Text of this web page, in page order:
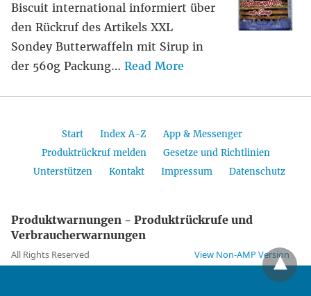
Biscuit international informiert über
den Rückruf des Artikels XXL
Sondey Butterwaffeln mit Sirup in
der 560g Packung… Read More
Start Index A-Z
App & Messenger
Produktrückruf melden
Gesetze und Richtlinien
Unterstützen
Kontakt Impressum Datenschutz
Produktwarnungen - Produktrückrufe und
Verbraucherwarnungen
All Rights Reserved View Non-AMP Version